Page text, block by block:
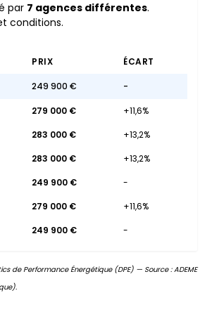
par 7 agences différentes.
conditions.
PRIX ÉCART
249 900 € -
279 000 €
+11,6%
283 000 €
+13,2%
283 000 €
+13,2%
249 900 €
-
279 000 €
+11,6%
249 900 € -
de Performance Énergétique (DPE) — Source : ADEME